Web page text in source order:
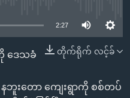
2:27
တိုက်ရိုက် လင့်ခ်
ဒေသခံ
ဘူးတော ကျေးရွာကို စစ်တပ်